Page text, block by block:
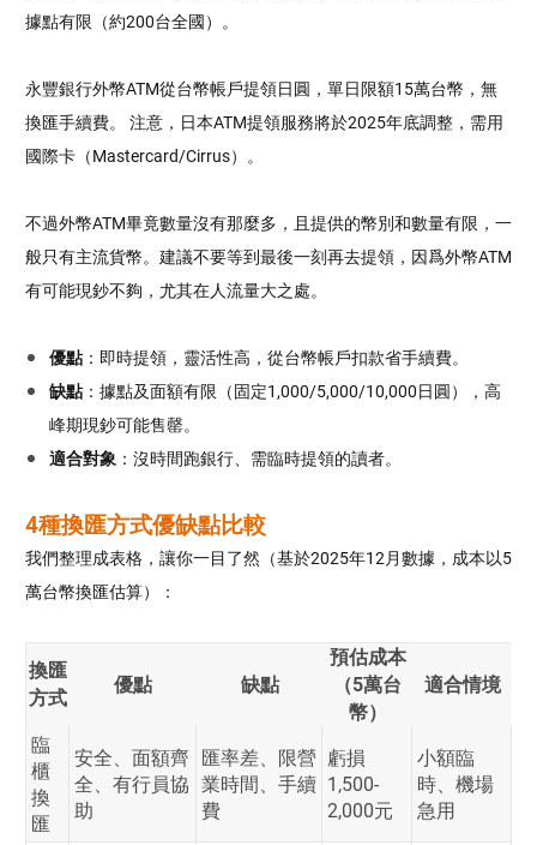
據點有限（約200台全國）。
永豐銀行外幣ATM從台幣帳戶提領日圓，單日限額15萬台幣，無
換匯手續費。 注意，日本ATM提領服務將於2025年底調整，需用
國際卡（Mastercard/Cirrus）。
不過外幣ATM畢竟數量沒有那麼多，且提供的幣別和數量有限，一
般只有主流貨幣。建議不要等到最後一刻再去提領，因爲外幣ATM
有可能現鈔不夠，尤其在人流量大之處。
優點 ：即時提領，靈活性高，從台幣帳戶扣款省手續費。
缺點 ：據點及面額有限（固定1,000/5,000/10,000日圓），高
峰期現鈔可能售罄。
適合對象 ：沒時間跑銀行、需臨時提領的讀者。
4種換匯方式優缺點比較
我們整理成表格，讓你一目了然（基於2025年12月數據，成本以5
萬台幣換匯估算）：
換匯
方式
優點 缺點
預估成本
（5萬台
幣）
適合情境
臨
櫃
換
匯
安全、面額齊
全、有行員協
助
匯率差、限營
業時間、手續
費
虧損
1,500-
2,000元
小額臨
時、機場
急用